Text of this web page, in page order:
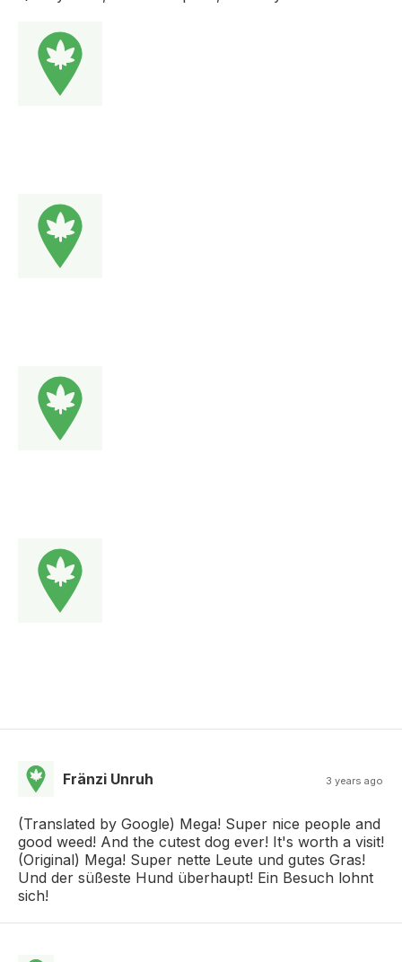
Fränzi Unruh 3 years ago
(Translated by Google) Mega! Super nice people and
good weed! And the cutest dog ever! It's worth a visit!
(Original) Mega! Super nette Leute und gutes Gras!
Und der süßeste Hund überhaupt! Ein Besuch lohnt
sich!